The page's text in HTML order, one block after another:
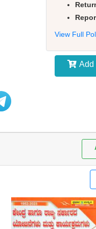
View Full
Add